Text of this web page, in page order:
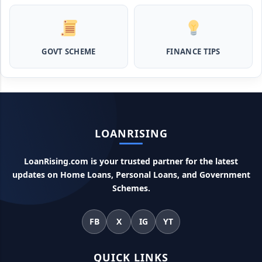
सकते है 20 लाख तक का लोन, अभी ऐसे करे अप्लाई
PM KCC Loan: इस प्रकार बनवा सकते है PM किसान क्रेडिट कार्ड, घर
बैठे मिलता है सबसे सस्ता 5 लाख तक का लोन
Kotak Saving Account Open Online: आज ही घर बैठे खोले ये
जीरो बैलेंस बैंक अकाउंट, फ्री डेबिट कार्ड और जमा पर तगड़ा ब्याज
UPI Credit Line Loan: अब UPI से भी ले सकते है 50000 तक का लोन,
Pradhanmantri Home Loan Yojana: गरीब परिवारों के लिए शुरू
GOVT SCHEME FINANCE TIPS
LOANRISING
LoanRising.com is your trusted partner for the latest
updates on Home Loans, Personal Loans, and Government
Schemes.
FB X IG YT
QUICK LINKS